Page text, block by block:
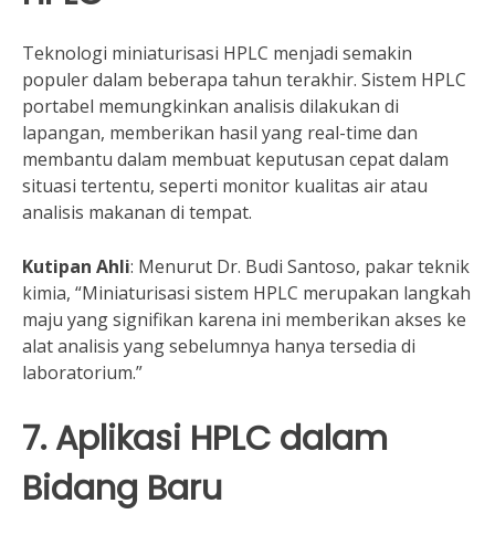
Teknologi miniaturisasi HPLC menjadi semakin
populer dalam beberapa tahun terakhir. Sistem HPLC
portabel memungkinkan analisis dilakukan di
lapangan, memberikan hasil yang real-time dan
membantu dalam membuat keputusan cepat dalam
situasi tertentu, seperti monitor kualitas air atau
analisis makanan di tempat.
Kutipan Ahli: Menurut Dr. Budi Santoso, pakar teknik
kimia, “Miniaturisasi sistem HPLC merupakan langkah
maju yang signifikan karena ini memberikan akses ke
alat analisis yang sebelumnya hanya tersedia di
laboratorium.”
7. Aplikasi HPLC dalam
Bidang Baru